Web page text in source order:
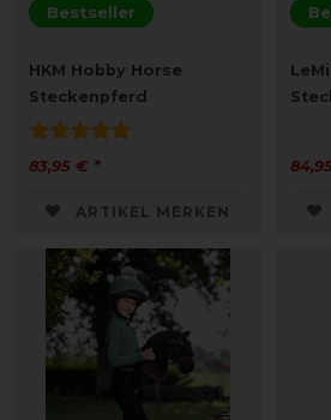
Bestseller
HKM Hobby Horse
Steckenpferd
83,95 € *
ARTIKEL MERKEN